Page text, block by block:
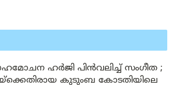
ഹർജി പിൻവലിച്ച് സംഗീത ;
കുടുംബ കോടതിയിലെ